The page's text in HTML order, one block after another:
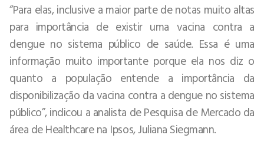
“Para elas, inclusive a maior parte de notas muito altas
para importância de existir uma vacina contra a
dengue no sistema público de saúde. Essa é uma
informação muito importante porque ela nos diz o
quanto a população entende a importância da
disponibilização da vacina contra a dengue no sistema
público”, indicou a analista de Pesquisa de Mercado da
área de Healthcare na Ipsos, Juliana Siegmann.